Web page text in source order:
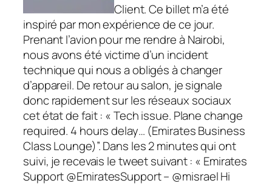
Client. Ce billet m’a été
inspiré par mon expérience de ce jour.
Prenant l’avion pour me rendre à Nairobi,
nous avons été victime d’un incident
technique qui nous a obligés à changer
d’appareil. De retour au salon, je signale
donc rapidement sur les réseaux sociaux
cet état de fait : « Tech issue. Plane change
required. 4 hours delay… (Emirates Business
Class Lounge)”. Dans les 2 minutes qui ont
suivi, je recevais le tweet suivant : « Emirates
Support @EmiratesSupport – @misrael Hi